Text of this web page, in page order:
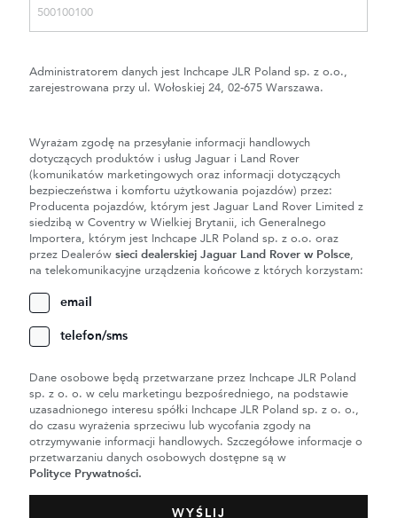
Administratorem danych jest Inchcape JLR Poland sp. z o.o.,
zarejestrowana przy ul. Wołoskiej 24, 02-675 Warszawa.
Wyrażam zgodę na przesyłanie informacji handlowych
dotyczących produktów i usług Jaguar i Land Rover
(komunikatów marketingowych oraz informacji dotyczących
bezpieczeństwa i komfortu użytkowania pojazdów) przez:
Producenta pojazdów, którym jest Jaguar Land Rover Limited z
siedzibą w Coventry w Wielkiej Brytanii, ich Generalnego
Importera, którym jest Inchcape JLR Poland sp. z o.o. oraz
przez Dealerów sieci dealerskiej Jaguar Land Rover w Polsce,
na telekomunikacyjne urządzenia końcowe z których korzystam:
email
telefon/sms
Dane osobowe będą przetwarzane przez Inchcape JLR Poland
sp. z o. o. w celu marketingu bezpośredniego, na podstawie
uzasadnionego interesu spółki Inchcape JLR Poland sp. z o. o.,
do czasu wyrażenia sprzeciwu lub wycofania zgody na
otrzymywanie informacji handlowych. Szczegółowe informacje o
przetwarzaniu danych osobowych dostępne są w
Polityce Prywatności.